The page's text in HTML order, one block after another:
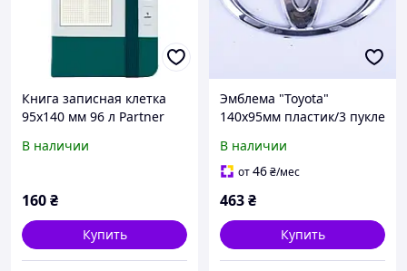
Книга записная клетка
95х140 мм 96 л Partner
малахитовая
В наличии
160₴
Купить
Эмблема "Toyota"
140х95мм пластик/3 пукле
В наличии
от46₴/мес
463₴
Купить